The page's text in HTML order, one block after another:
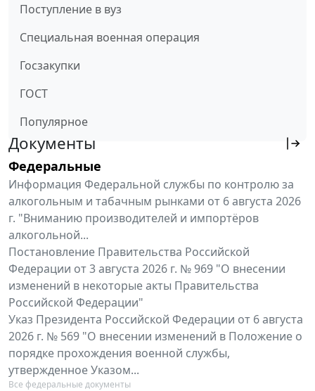
Поступление в вуз
Специальная военная операция
Госзакупки
ГОСТ
Популярное
Документы
Федеральные
Информация Федеральной службы по контролю за
алкогольным и табачным рынками от 6 августа 2026
г. "Вниманию производителей и импортёров
алкогольной...
Постановление Правительства Российской
Федерации от 3 августа 2026 г. № 969 "О внесении
изменений в некоторые акты Правительства
Российской Федерации"
Указ Президента Российской Федерации от 6 августа
2026 г. № 569 "О внесении изменений в Положение о
порядке прохождения военной службы,
утвержденное Указом...
Все федеральные документы